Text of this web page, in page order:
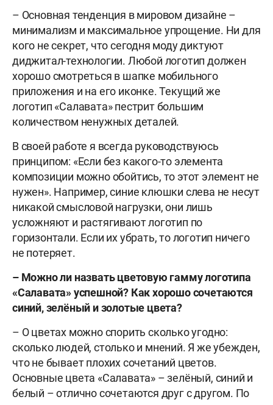
– Основная тенденция в мировом дизайне –
минимализм и максимальное упрощение. Ни для
кого не секрет, что сегодня моду диктуют
диджитал-технологии. Любой логотип должен
хорошо смотреться в шапке мобильного
приложения и на его иконке. Текущий же
логотип «Салавата» пестрит большим
количеством ненужных деталей.
В своей работе я всегда руководствуюсь
принципом: «Если без какого-то элемента
композиции можно обойтись, то этот элемент не
нужен». Например, синие клюшки слева не несут
никакой смысловой нагрузки, они лишь
усложняют и растягивают логотип по
горизонтали. Если их убрать, то логотип ничего
не потеряет.
– Можно ли назвать цветовую гамму логотипа
«Салавата» успешной? Как хорошо сочетаются
синий, зелёный и золотые цвета?
– О цветах можно спорить сколько угодно:
сколько людей, столько и мнений. Я же убежден,
что не бывает плохих сочетаний цветов.
Основные цвета «Салавата» – зелёный, синий и
белый – отлично сочетаются друг с другом. По